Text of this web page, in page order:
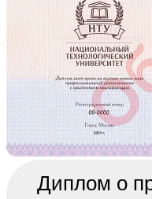
Диплом о